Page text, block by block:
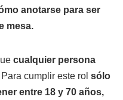
anotarse para ser
mesa.
cualquier persona
Para cumplir este rol sólo
entre 18 y 70 años,